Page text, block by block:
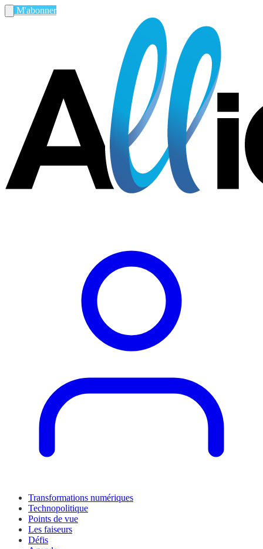
M'abonner
Transformations numériques
Technopolitique
Points de vue
Les faiseurs
Défis